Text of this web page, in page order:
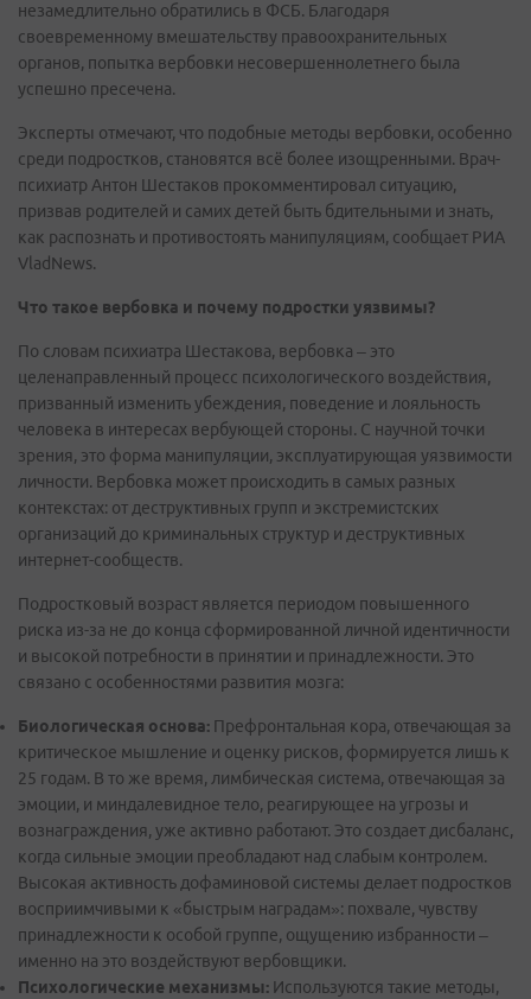
незамедлительно обратились в ФСБ. Благодаря
своевременному вмешательству правоохранительных
органов, попытка вербовки несовершеннолетнего была
успешно пресечена.
Эксперты отмечают, что подобные методы вербовки, особенно
среди подростков, становятся всё более изощренными. Врач-
психиатр Антон Шестаков прокомментировал ситуацию,
призвав родителей и самих детей быть бдительными и знать,
как распознать и противостоять манипуляциям, сообщает РИА
VladNews.
Что такое вербовка и почему подростки уязвимы?
По словам психиатра Шестакова, вербовка – это
целенаправленный процесс психологического воздействия,
призванный изменить убеждения, поведение и лояльность
человека в интересах вербующей стороны. С научной точки
зрения, это форма манипуляции, эксплуатирующая уязвимости
личности. Вербовка может происходить в самых разных
контекстах: от деструктивных групп и экстремистских
организаций до криминальных структур и деструктивных
интернет-сообществ.
Подростковый возраст является периодом повышенного
риска из-за не до конца сформированной личной идентичности
и высокой потребности в принятии и принадлежности. Это
связано с особенностями развития мозга:
Биологическая основа: Префронтальная кора, отвечающая за
критическое мышление и оценку рисков, формируется лишь к
25 годам. В то же время, лимбическая система, отвечающая за
эмоции, и миндалевидное тело, реагирующее на угрозы и
вознаграждения, уже активно работают. Это создает дисбаланс,
когда сильные эмоции преобладают над слабым контролем.
Высокая активность дофаминовой системы делает подростков
восприимчивыми к «быстрым наградам»: похвале, чувству
принадлежности к особой группе, ощущению избранности –
именно на это воздействуют вербовщики.
Психологические механизмы: Используются такие методы,